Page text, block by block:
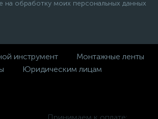
на обработку моих персональных данных
инструмент Монтажные ленты
Юридическим лицам